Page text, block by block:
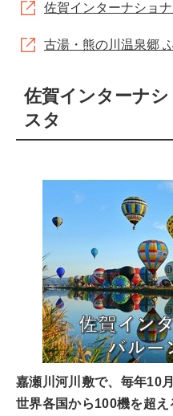
佐賀インターナショ
古湯・熊の川温泉郷
佐賀インターナ
スタ
嘉瀬川河川敷で、毎年10
世界各国から100機を超